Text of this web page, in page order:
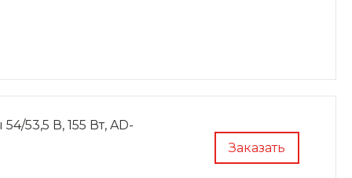
Заказать
53,5 В, 155 Вт, AD-